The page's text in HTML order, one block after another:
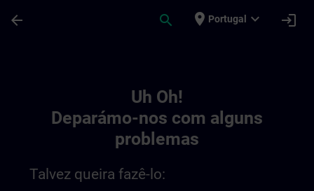
arrow_back search place Portugal expand_more login
Uh Oh!
Deparámo-nos com alguns
problemas
Talvez queira fazê-lo: